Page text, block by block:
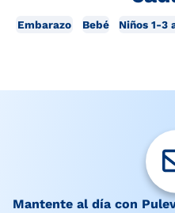
Embarazo Bebé Niños 1-3
Mantente al día con